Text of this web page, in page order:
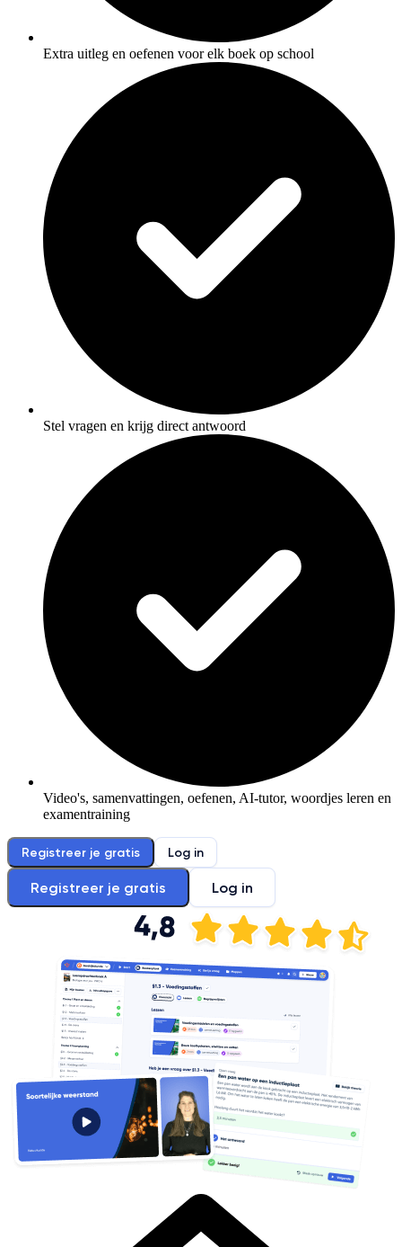
Extra uitleg en oefenen voor elk boek op school
Stel vragen en krijg direct antwoord
Video's, samenvattingen, oefenen, AI-tutor, woordjes leren en
examentraining
Registreer je gratis Log in
Registreer je gratis Log in